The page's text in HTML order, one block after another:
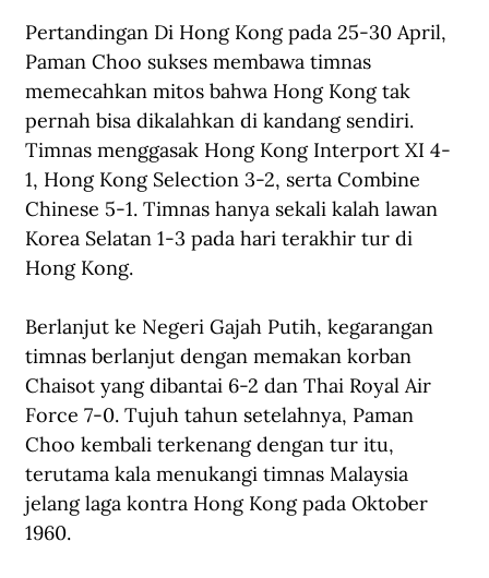
Pertandingan Di Hong Kong pada 25-30 April,
Paman Choo sukses membawa timnas
memecahkan mitos bahwa Hong Kong tak
pernah bisa dikalahkan di kandang sendiri.
Timnas menggasak Hong Kong Interport XI 4-
1, Hong Kong Selection 3-2, serta Combine
Chinese 5-1. Timnas hanya sekali kalah lawan
Korea Selatan 1-3 pada hari terakhir tur di
Hong Kong.
Berlanjut ke Negeri Gajah Putih, kegarangan
timnas berlanjut dengan memakan korban
Chaisot yang dibantai 6-2 dan Thai Royal Air
Force 7-0. Tujuh tahun setelahnya, Paman
Choo kembali terkenang dengan tur itu,
terutama kala menukangi timnas Malaysia
jelang laga kontra Hong Kong pada Oktober
1960.